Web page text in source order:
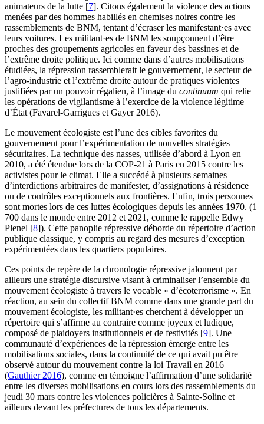
animateurs de la lutte [7]. Citons également la violence des actions
menées par des hommes habillés en chemises noires contre les
rassemblements de BNM, tentant d’écraser les manifestant·es avec
leurs voitures. Les militant·es de BNM les soupçonnent d’être
proches des groupements agricoles en faveur des bassines et de
l’extrême droite politique. Ici comme dans d’autres mobilisations
étudiées, la répression rassemblerait le gouvernement, le secteur de
l’agro-industrie et l’extrême droite autour de pratiques violentes
justifiées par un pouvoir régalien, à l’image du continuum qui relie
les opérations de vigilantisme à l’exercice de la violence légitime
d’État (Favarel-Garrigues et Gayer 2016).
Le mouvement écologiste est l’une des cibles favorites du
gouvernement pour l’expérimentation de nouvelles stratégies
sécuritaires. La technique des nasses, utilisée d’abord à Lyon en
2010, a été étendue lors de la COP-21 à Paris en 2015 contre les
activistes pour le climat. Elle a succédé à plusieurs semaines
d’interdictions arbitraires de manifester, d’assignations à résidence
ou de contrôles exceptionnels aux frontières. Enfin, trois personnes
sont mortes lors de ces luttes écologiques depuis les années 1970. (1
700 dans le monde entre 2012 et 2021, comme le rappelle Edwy
Plenel [8]). Cette panoplie répressive déborde du répertoire d’action
publique classique, y compris au regard des mesures d’exception
expérimentées dans les quartiers populaires.
Ces points de repère de la chronologie répressive jalonnent par
ailleurs une stratégie discursive visant à criminaliser l’ensemble du
mouvement écologiste à travers le vocable « d’écoterrorisme ». En
réaction, au sein du collectif BNM comme dans une grande part du
mouvement écologiste, les militant·es cherchent à développer un
répertoire qui s’affirme au contraire comme joyeux et ludique,
composé de plaidoyers institutionnels et de festivités [9]. Une
communauté d’expériences de la répression émerge entre les
mobilisations sociales, dans la continuité de ce qui avait pu être
observé autour du mouvement contre la loi Travail en 2016
(Gauthier 2016), comme en témoigne l’affirmation d’une solidarité
entre les diverses mobilisations en cours lors des rassemblements du
jeudi 30 mars contre les violences policières à Sainte-Soline et
ailleurs devant les préfectures de tous les départements.